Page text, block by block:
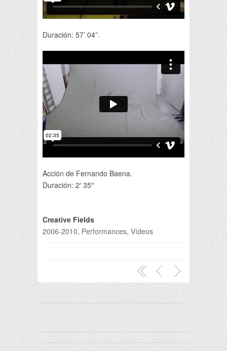
Duración: 57’ 04”.
Acción de Fernando Baena.
Duración: 2′ 35″
Creative Fields
2006-2010, Performances, Vídeos